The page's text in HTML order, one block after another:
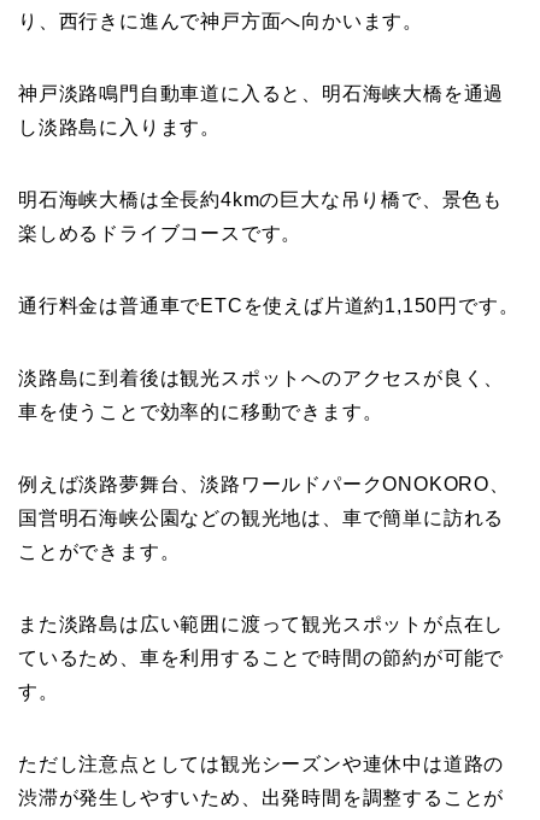
り、西行きに進んで神戸方面へ向かいます。
神戸淡路鳴門自動車道に入ると、明石海峡大橋を通過
し淡路島に入ります。
明石海峡大橋は全長約4kmの巨大な吊り橋で、景色も
楽しめるドライブコースです。
通行料金は普通車でETCを使えば片道約1,150円です。
淡路島に到着後は観光スポットへのアクセスが良く、
車を使うことで効率的に移動できます。
例えば淡路夢舞台、淡路ワールドパークONOKORO、
国営明石海峡公園などの観光地は、車で簡単に訪れる
ことができます。
また淡路島は広い範囲に渡って観光スポットが点在し
ているため、車を利用することで時間の節約が可能で
す。
ただし注意点としては観光シーズンや連休中は道路の
渋滞が発生しやすいため、出発時間を調整することが